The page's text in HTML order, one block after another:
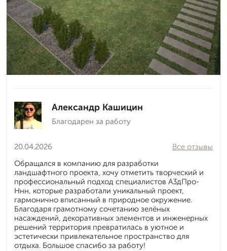
Александр Кашицин
Благодарен за работу
20.04.2026
Все отзывы
Обращался в компанию для разработки
ландшафтного проекта, хочу отметить творческий и
профессиональный подход специалистов А3дПро-
Ннн, которые разработали уникальный проект,
гармонично вписанный в природное окружение.
Благодаря грамотному сочетанию зелёных
насаждений, декоративных элементов и инженерных
решений территория превратилась в уютное и
эстетически привлекательное пространство для
отдыха. Большое спасибо за работу!